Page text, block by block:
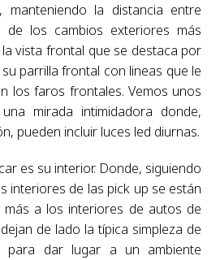
manteniendo la distancia entre
de los cambios exteriores más
vista frontal que se destaca por
parrilla frontal con lineas que le
los faros frontales. Vemos unos
mirada intimidadora donde,
pueden incluir luces led diurnas.
es su interior. Donde, siguiendo
interiores de las pick up se están
más a los interiores de autos de
de lado la típica simpleza de
para dar lugar a un ambiente